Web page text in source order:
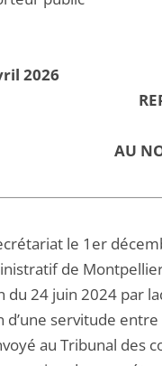
2026
AU
le 1er
de
du 24 juin 2024 par
servitude
au Tribunal des